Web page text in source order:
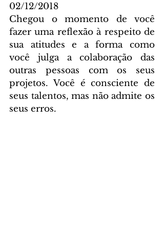
02/12/2018
Chegou o momento de você
fazer uma reflexão à respeito de
sua atitudes e a forma como
você julga a colaboração das
outras pessoas com os seus
projetos. Você é consciente de
seus talentos, mas não admite os
seus erros.